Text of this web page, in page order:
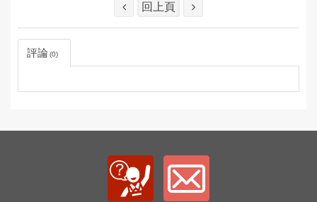
回上頁
評論 0